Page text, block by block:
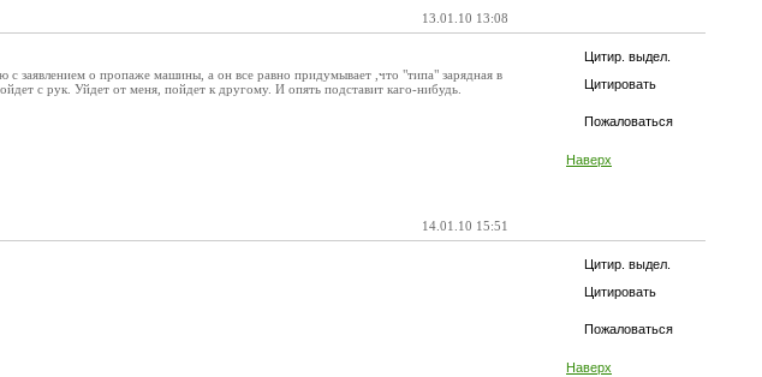
13.01.10 13:08
Цитир. выдел.
Цитировать
Пожаловаться
Наверх
заявлением о пропаже машины, а он все равно придумывает ,что "типа" зарядная в
с рук. Уйдет от меня, пойдет к другому. И опять подставит каго-нибудь.
14.01.10 15:51
Цитир. выдел.
Цитировать
Пожаловаться
Наверх